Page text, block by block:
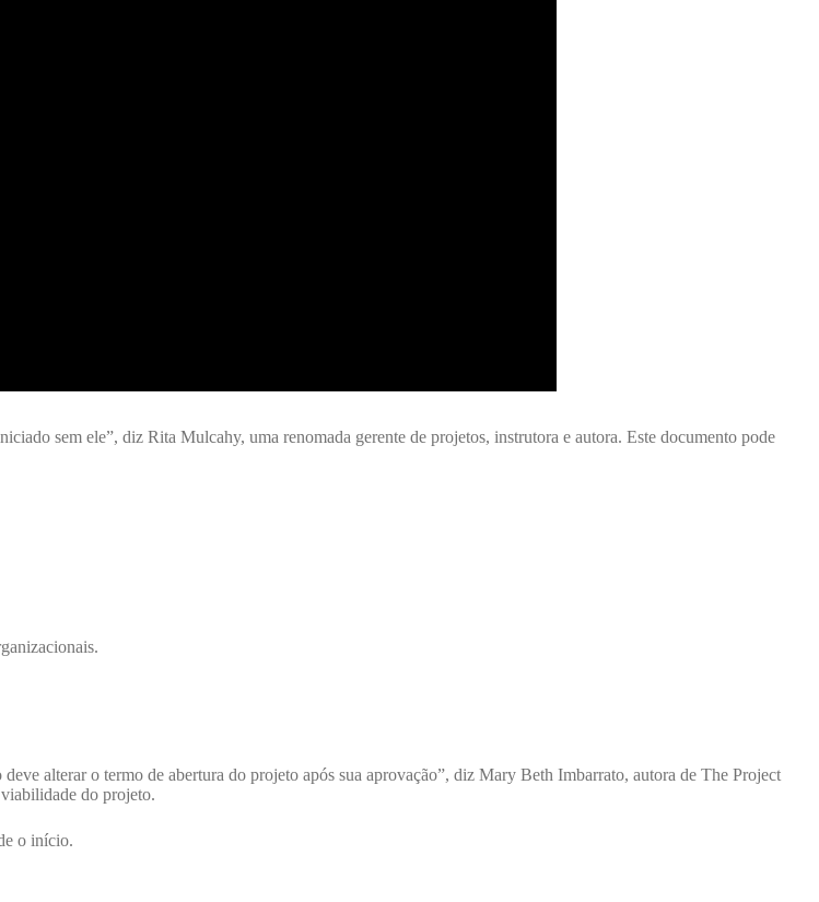
sem ele”, diz Rita Mulcahy, uma renomada gerente de projetos, instrutora e autora. Este documento pode
alterar o termo de abertura do projeto após sua aprovação”, diz Mary Beth Imbarrato, autora de The Project
do projeto.
o início.